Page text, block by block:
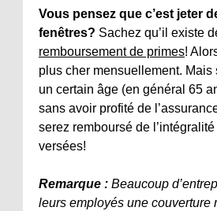
Vous pensez que c’est jeter
fenêtres? Sachez qu’il existe
remboursement de primes!
plus cher mensuellement. Mais
un certain âge (en général 65
sans avoir profité de
serez remboursé de
versées!
Remarque : Beaucoup
leurs employés une couverture